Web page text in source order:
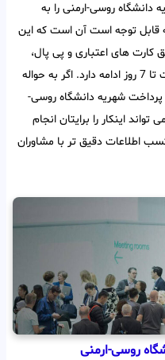
شهریه دانشگاه روسی-ارمنی را به
قابل توجه است آن است که این
های اعتباری و پی پال،
زمان بیشتری می برد و معمولا این مدت تا 7 روز ادامه دارد. اگر به حواله
پرداخت شهریه دانشگاه روسی-
اینکار را برایتان انجام
اطلاعات دقیق تر با مشاوران
روسی-ارمنی